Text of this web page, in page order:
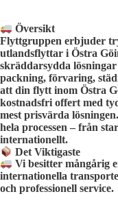
Översikt
Flyttgruppen erbjuder
utlandsflyttar i Östra
skräddarsydda
packning, förvaring,
att din flytt inom Östra
kostnadsfri offert med
mest prisvärda
hela processen – från
internationellt.
Det Viktigaste
Vi besitter mångårig
internationella
och professionell service.